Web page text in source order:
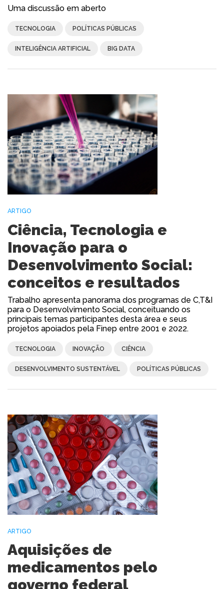
Uma discussão em aberto
TECNOLOGIA POLÍTICAS PÚBLICAS
INTELIGÊNCIA ARTIFICIAL BIG DATA
ARTIGO
Ciência, Tecnologia e
Inovação para o
Desenvolvimento Social:
conceitos e resultados
Trabalho apresenta panorama dos programas de C,T&I
para o Desenvolvimento Social, conceituando os
principais temas participantes desta área e seus
projetos apoiados pela Finep entre 2001 e 2022.
TECNOLOGIA INOVAÇÃO CIÊNCIA
DESENVOLVIMENTO SUSTENTÁVEL POLÍTICAS PÚBLICAS
ARTIGO
Aquisições de
medicamentos pelo
governo federal